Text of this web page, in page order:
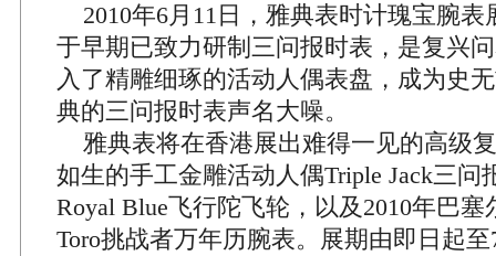
2010年6月11日，雅典表时计瑰宝腕表
于早期已致力研制三问报时表，是复兴
入了精雕细琢的活动人偶表盘，成为史
典的三问报时表声名大噪。
雅典表将在香港展出难得一见的高级
如生的手工金雕活动人偶Triple Jack三问
Royal Blue飞行陀飞轮，以及2010年巴
Toro挑战者万年历腕表。展期由即日起